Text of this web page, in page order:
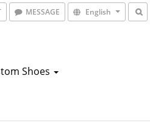
MESSAGE English
Shoes